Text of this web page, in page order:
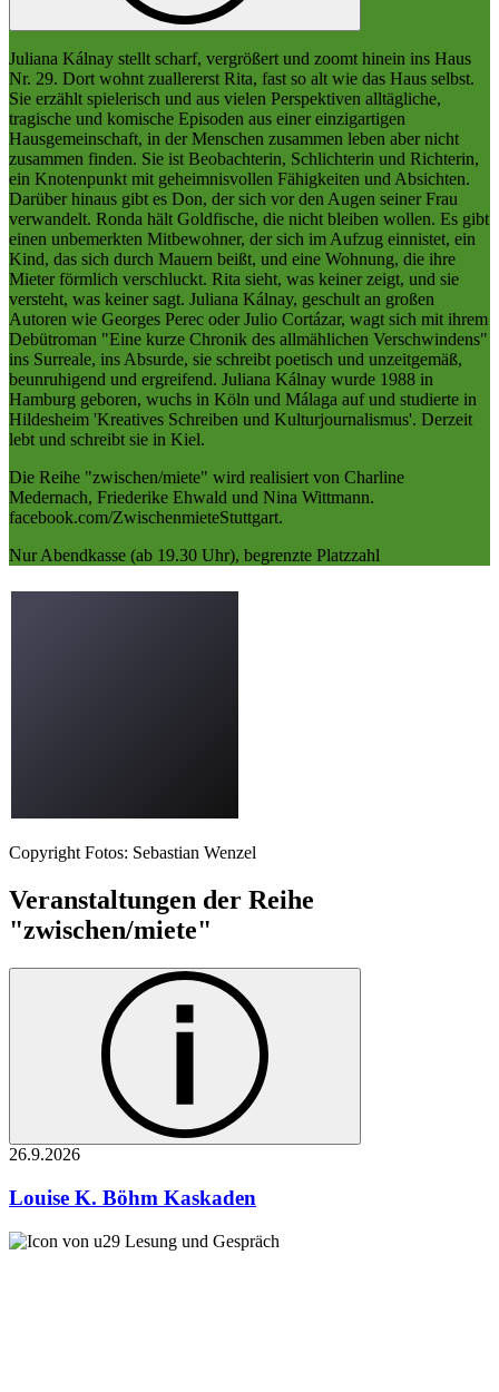
Juliana Kálnay stellt scharf, vergrößert und zoomt hinein ins Haus
Nr. 29. Dort wohnt zuallererst Rita, fast so alt wie das Haus selbst.
Sie erzählt spielerisch und aus vielen Perspektiven alltägliche,
tragische und komische Episoden aus einer einzigartigen
Hausgemeinschaft, in der Menschen zusammen leben aber nicht
zusammen finden. Sie ist Beobachterin, Schlichterin und Richterin,
ein Knotenpunkt mit geheimnisvollen Fähigkeiten und Absichten.
Darüber hinaus gibt es Don, der sich vor den Augen seiner Frau
verwandelt. Ronda hält Goldfische, die nicht bleiben wollen. Es gibt
einen unbemerkten Mitbewohner, der sich im Aufzug einnistet, ein
Kind, das sich durch Mauern beißt, und eine Wohnung, die ihre
Mieter förmlich verschluckt. Rita sieht, was keiner zeigt, und sie
versteht, was keiner sagt. Juliana Kálnay, geschult an großen
Autoren wie Georges Perec oder Julio Cortázar, wagt sich mit ihrem
Debütroman "Eine kurze Chronik des allmählichen Verschwindens"
ins Surreale, ins Absurde, sie schreibt poetisch und unzeitgemäß,
beunruhigend und ergreifend. Juliana Kálnay wurde 1988 in
Hamburg geboren, wuchs in Köln und Málaga auf und studierte in
Hildesheim 'Kreatives Schreiben und Kulturjournalismus'. Derzeit
lebt und schreibt sie in Kiel.
Die Reihe "zwischen/miete" wird realisiert von Charline
Medernach, Friederike Ehwald und Nina Wittmann.
facebook.com/ZwischenmieteStuttgart.
Nur Abendkasse (ab 19.30 Uhr), begrenzte Platzzahl
Copyright Fotos: Sebastian Wenzel
Veranstaltungen der Reihe
"zwischen/miete"
26.9.2026
Louise K. Böhm Kaskaden
Lesung und Gespräch